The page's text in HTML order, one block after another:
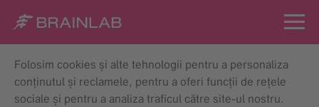
Folosim cookies și alte tehnologii pentru a personaliza
conținutul și reclamele, pentru a oferi funcții de rețele
sociale și pentru a analiza traficul către site-ul nostru.